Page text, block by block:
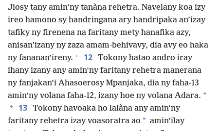
Jiosy tany amin’ny tanàna rehetra. Navelany koa izy
ireo hamono sy handringana ary handripaka an’izay
tafiky ny firenena na faritany mety hanafika azy,
anisan’izany ny zaza amam-behivavy, dia avy eo haka
ny fananan’ireny. + 12 Tokony hatao andro iray
ihany izany any amin’ny faritany rehetra manerana
ny fanjakan’i Ahasoerosy Mpanjaka, dia ny faha-13
amin’ny volana faha-12, izany hoe ny volana Adara. *
+ 13 Tokony havoaka ho lalàna any amin’ny
faritany rehetra izay voasoratra ao * amin’ilay